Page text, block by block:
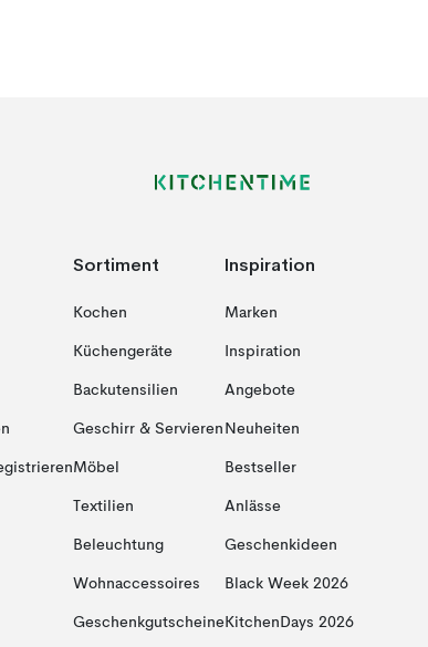
Sortiment
Kochen
Küchengeräte
Backutensilien
Geschirr & Servieren
Möbel
Textilien
Beleuchtung
Wohnaccessoires
Geschenkgutscheine
Inspiration
Marken
Inspiration
Angebote
Neuheiten
Bestseller
Anlässe
Geschenkideen
Black Week 2026
KitchenDays 2026